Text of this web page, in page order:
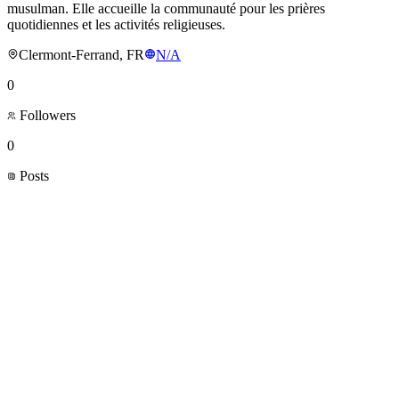
musulman. Elle accueille la communauté pour les prières
quotidiennes et les activités religieuses.
Clermont-Ferrand, FR
N/A
0
Followers
0
Posts